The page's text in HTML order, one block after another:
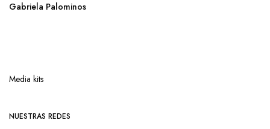
Gabriela Palominos
Media kits
NUESTRAS REDES